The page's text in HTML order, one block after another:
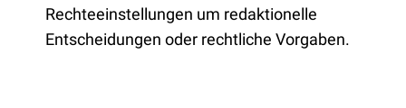
Rechteeinstellungen um redaktionelle
Entscheidungen oder rechtliche Vorgaben.